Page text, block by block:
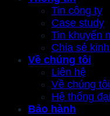
Tin công ty
Case study
Tin khuyến
Chia sẻ
Về chúng tôi
Liên hệ
Về chúng tôi
Hệ thống
Bảo hành